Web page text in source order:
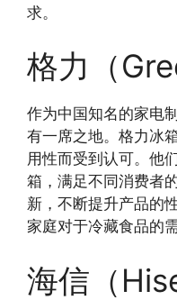
求。
格力（
作为中国知名的家电
有一席之地。格力冰
用性而受到认可。他
箱，满足不同消费者
新，不断提升产品的
家庭对于冷藏食品的需
海信（